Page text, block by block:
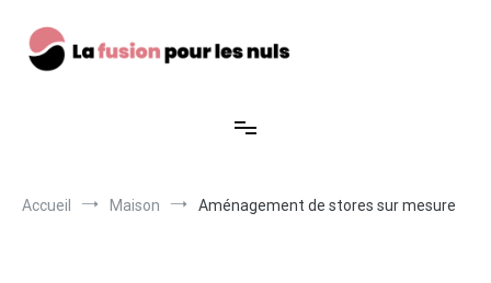
contenu
Accueil Maison Aménagement de stores sur mesure